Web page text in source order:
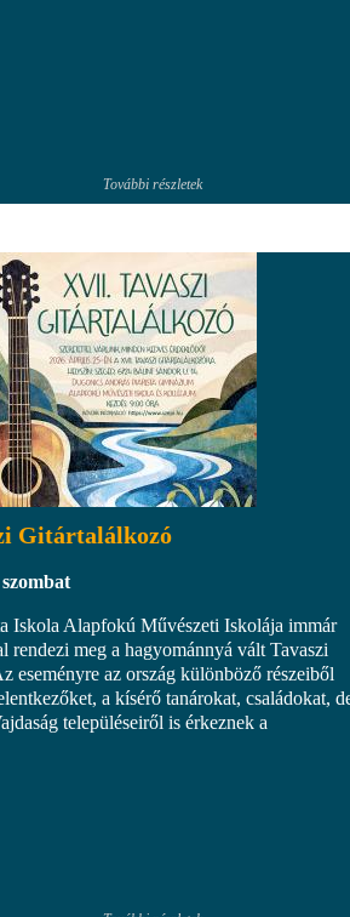
További részletek
Gitártalálkozó
Iskola Alapfokú Művészeti Iskolája immár
meg a hagyománnyá vált Tavaszi
eseményre az ország különböző részeiből
a kísérő tanárokat, családokat,
településeiről is érkeznek a